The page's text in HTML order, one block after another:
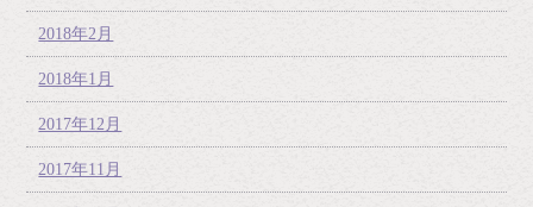
2018年2月
2018年1月
2017年12月
2017年11月